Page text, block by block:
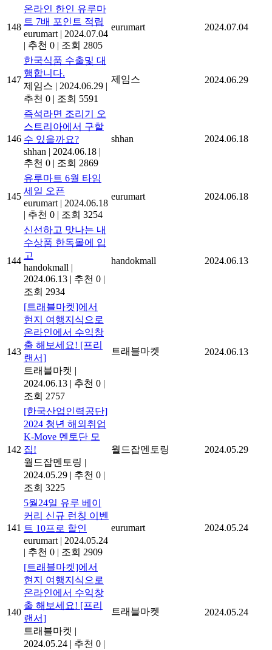
148
온라인 한인 유루마
트 7배 포인트 적립
eurumart | 2024.07.04
| 추천 0 | 조회 2805
eurumart 2024.07.04
147
한국식품 수출및 대
행합니다.
제임스 | 2024.06.29 |
추천 0 | 조회 5591
제임스 2024.06.29
146
즉석라면 조리기 오
스트리아에서 구할
수 있을까요?
shhan | 2024.06.18 |
추천 0 | 조회 2869
shhan 2024.06.18
145
유루마트 6월 타임
세일 오픈
eurumart | 2024.06.18
| 추천 0 | 조회 3254
eurumart 2024.06.18
144
신선하고 맛나는 내
수상품 한독몰에 입
고
handokmall |
2024.06.13 | 추천 0 |
조회 2934
handokmall 2024.06.13
143
[트래블마켓]에서
현지 여행지식으로
온라인에서 수익창
출 해보세요! [프리
랜서]
트래블마켓 |
2024.06.13 | 추천 0 |
조회 2757
트래블마켓 2024.06.13
142
[한국산업인력공단]
2024 청년 해외취업
K-Move 멘토단 모
집!
월드잡멘토링 |
2024.05.29 | 추천 0 |
조회 3225
월드잡멘토링 2024.05.29
141
5월24일 유루 베이
커리 신규 런칭 이벤
트 10프로 할인
eurumart | 2024.05.24
| 추천 0 | 조회 2909
eurumart 2024.05.24
140
[트래블마켓]에서
현지 여행지식으로
온라인에서 수익창
출 해보세요! [프리
랜서]
트래블마켓 |
2024.05.24 | 추천 0 |
트래블마켓 2024.05.24